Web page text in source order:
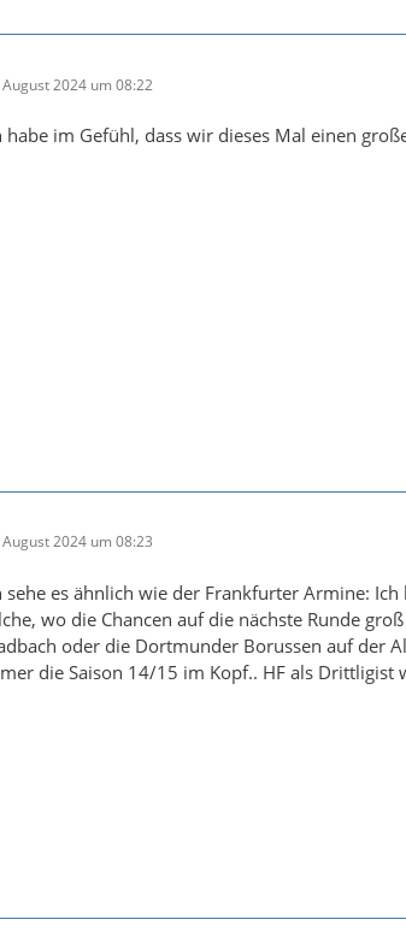
2024 um 08:22
habe im Gefühl, dass wir dieses Mal einen
2024 um 08:23
sehe es ähnlich wie der Frankfurter Armine:
wo die Chancen auf die nächste Runde
oder die Dortmunder Borussen auf der
die Saison 14/15 im Kopf.. HF als Drittligist